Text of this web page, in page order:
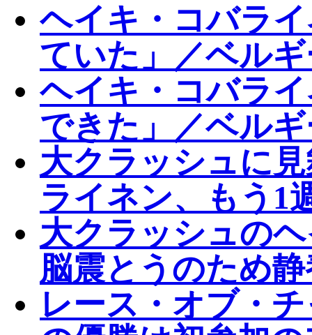
ヘイキ・コバラ
ていた」／ベル
ヘイキ・コバラ
できた」／ベル
大クラッシュに
ライネン、もう1
大クラッシュの
脳震とうのため
レース・オブ・